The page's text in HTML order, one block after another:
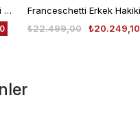
Franceschetti Erkek Hakiki Deri Kauçuk Taban Koyu Kahverengi Spor & Sneaker Ayakkabı
₺20.249,10
₺22.499,00